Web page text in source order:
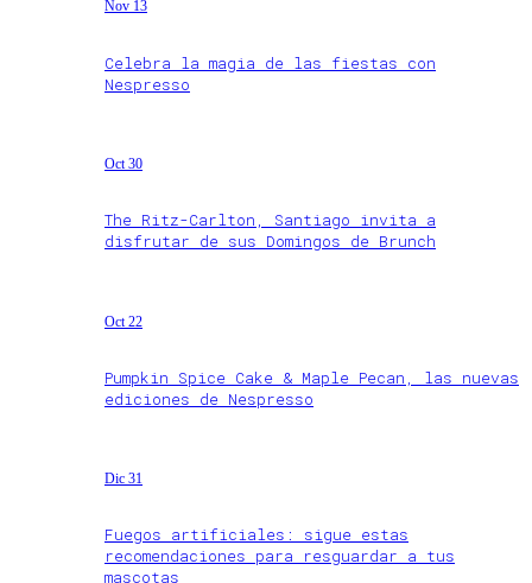
Nov 13
Celebra la magia de las fiestas con
Nespresso
Oct 30
The Ritz-Carlton, Santiago invita a
disfrutar de sus Domingos de Brunch
Oct 22
Pumpkin Spice Cake & Maple Pecan, las nuevas
ediciones de Nespresso
Dic 31
Fuegos artificiales: sigue estas
recomendaciones para resguardar a tus
mascotas